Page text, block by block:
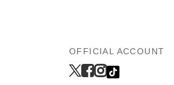
OFFICIAL ACCOUNT